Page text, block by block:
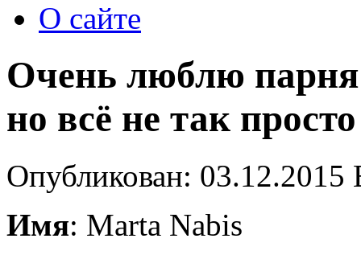
О сайте
Очень люблю парня
но всё не так просто
Опубликован:
Имя: Marta Nabis